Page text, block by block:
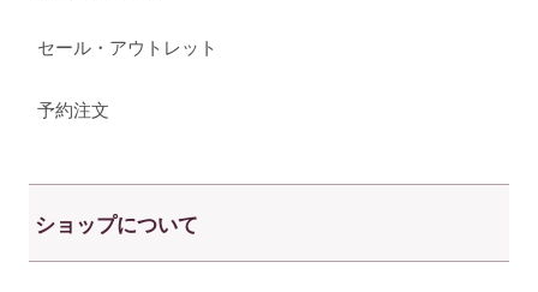
セール・アウトレット
予約注文
ショップについて